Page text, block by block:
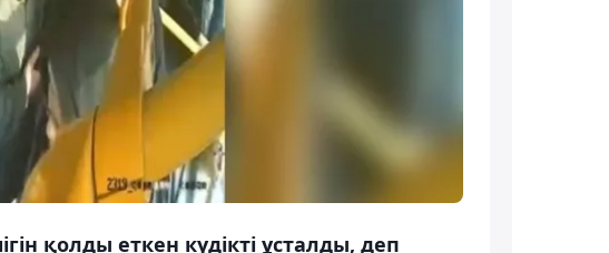
қолды еткен күдікті ұсталды, деп